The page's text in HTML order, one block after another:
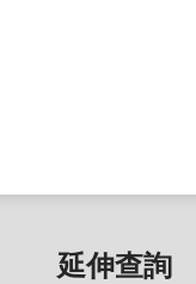
延伸查詢